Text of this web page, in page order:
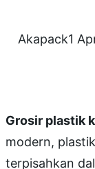
Akapack1
Grosir plastik
modern,
terpisahkan